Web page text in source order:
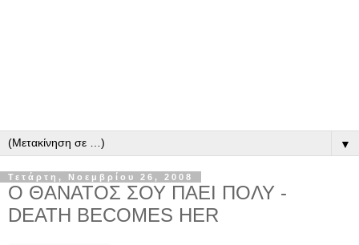
▼
Τετάρτη, Νοεμβρίου 26, 2008
Ο ΘΑΝΑΤΟΣ ΣΟΥ ΠΑΕΙ ΠΟΛΥ -
DEATH BECOMES HER